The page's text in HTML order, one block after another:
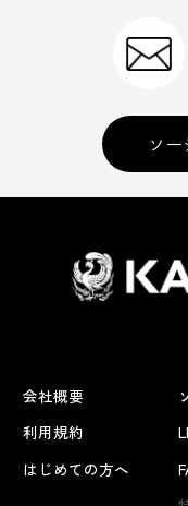
ソ
会社概要
利用規約
はじめての方へ